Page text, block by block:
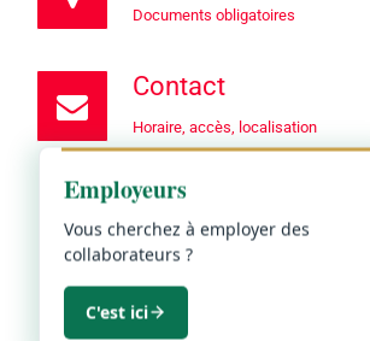
Documents obligatoires
Contact
Horaire, accès, localisation
Nantes
Nantes
8, rue d'Auvours (RDC droit)
44000 NANTES
Employeurs
Vous cherchez à employer des
collaborateurs ?
C'est ici